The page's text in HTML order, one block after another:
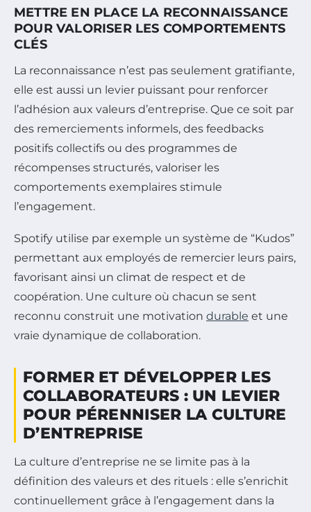
METTRE EN PLACE LA RECONNAISSANCE
POUR VALORISER LES COMPORTEMENTS
CLÉS
La reconnaissance n’est pas seulement gratifiante,
elle est aussi un levier puissant pour renforcer
l’adhésion aux valeurs d’entreprise. Que ce soit par
des remerciements informels, des feedbacks
positifs collectifs ou des programmes de
récompenses structurés, valoriser les
comportements exemplaires stimule
l’engagement.
Spotify utilise par exemple un système de “Kudos”
permettant aux employés de remercier leurs pairs,
favorisant ainsi un climat de respect et de
coopération. Une culture où chacun se sent
reconnu construit une motivation durable et une
vraie dynamique de collaboration.
FORMER ET DÉVELOPPER LES
COLLABORATEURS : UN LEVIER
POUR PÉRENNISER LA CULTURE
D’ENTREPRISE
La culture d’entreprise ne se limite pas à la
définition des valeurs et des rituels : elle s’enrichit
continuellement grâce à l’engagement dans la